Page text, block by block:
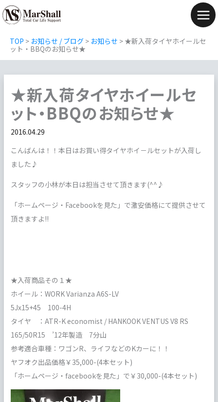
内
容
キ
ッ
TOP > お知らせ / ブログ > お知らせ > ★新入荷タイヤホイールセ
ット・BBQのお知らせ★
★新入荷タイヤホイールセ
ット・BBQのお知らせ★
2016.04.29
こんばんは！！本日はお買い得タイヤホイ－ルセットが入荷し
ました♪
スタッフの小林が本日は担当させて頂きます(^^♪
「ホームページ・Facebookを見た」で激安価格にて提供させて
頂きますよ!!
★入荷商品その１★
ホイール：WORK Varianza A6S-LV
5Jx15+45 100-4H
タイヤ ：ATR-K economist / HANKOOK VENTUS V8 RS
165/50R15 ’12年製造 7分山
参考適合車種：ワゴンR、ライフなどのKカーに！！
ヤフオク出品価格￥35,000-(4本セット)
「ホームページ・facebookを見た」で￥30,000-(4本セット)